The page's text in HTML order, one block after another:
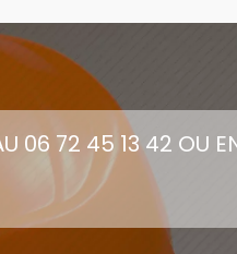
06 72 45 13 42 OU